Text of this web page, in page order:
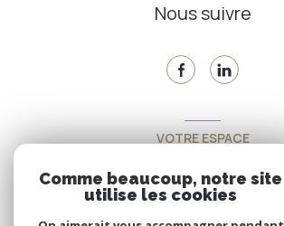
Nous suivre
VOTRE ESPACE
Espace propriétaire
Comme beaucoup, notre site
utilise les cookies